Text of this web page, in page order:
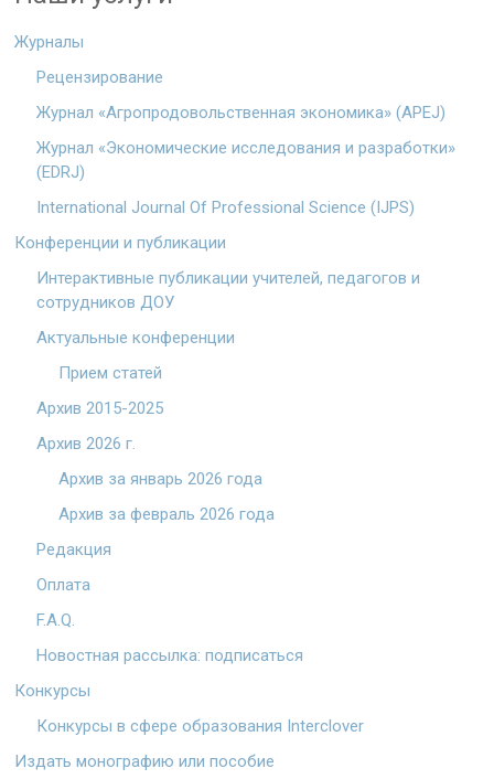
Журналы
Рецензирование
Журнал «Агропродовольственная экономика» (APEJ)
Журнал «Экономические исследования и разработки»
(EDRJ)
International Journal Of Professional Science (IJPS)
Конференции и публикации
Интерактивные публикации учителей, педагогов и
сотрудников ДОУ
Актуальные конференции
Прием статей
Архив 2015-2025
Архив 2026 г.
Архив за январь 2026 года
Архив за февраль 2026 года
Редакция
Оплата
F.A.Q.
Новостная рассылка: подписаться
Конкурсы
Конкурсы в сфере образования Interclover
Издать монографию или пособие